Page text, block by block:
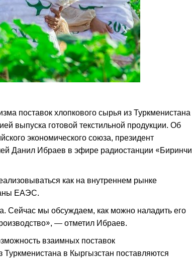
поставок хлопкового сырья из Туркменистана
выпуска готовой текстильной продукции. Об
экономического союза, президент
Данил Ибраев в эфире радиостанции «Биринчи
как на внутреннем рынке
ЕАЭС.
Сейчас мы обсуждаем, как можно наладить его
— отметил Ибраев.
взаимных поставок
в Кыргызстан поставляются